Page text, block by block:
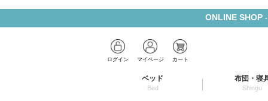
ONLINE SHOP
ログイン マイページ カート
ベッド
Bed
布団・寝
Shingu